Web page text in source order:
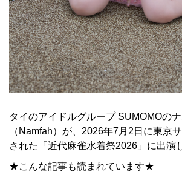
タイのアイドルグループ SUMOMOの
（Namfah）が、2026年7月2日に東京
された「近代麻雀水着祭2026」に出演
★こんな記事も読まれています★